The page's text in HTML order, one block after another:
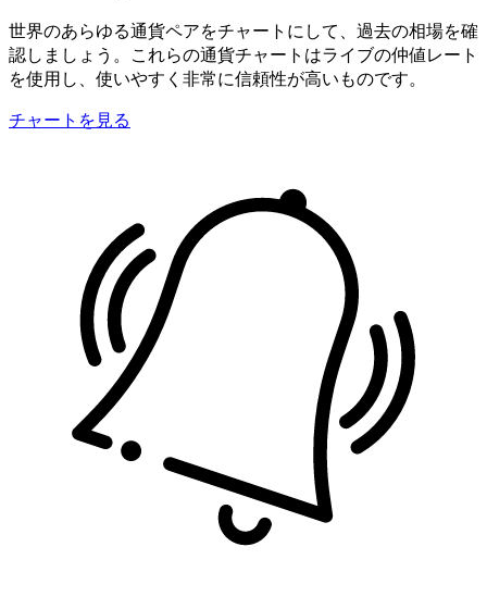
世界のあらゆる通貨ペアをチャートにして、過去の相場を確
認しましょう。これらの通貨チャートはライブの仲値レート
を使用し、使いやすく非常に信頼性が高いものです。
チャートを見る